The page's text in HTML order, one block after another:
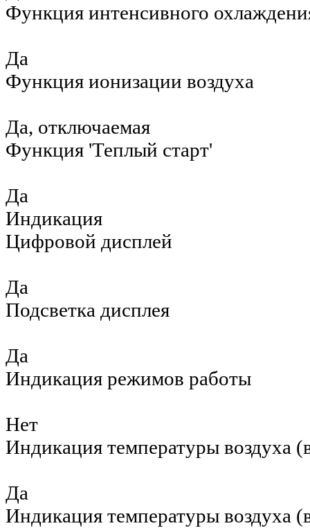
Функция интенсивного
Да
Функция ионизации воздуха
Да, отключаемая
Функция 'Теплый старт'
Да
Индикация
Цифровой дисплей
Да
Подсветка дисплея
Да
Индикация режимов работы
Нет
Индикация температуры воздуха
Да
Индикация температуры воздуха